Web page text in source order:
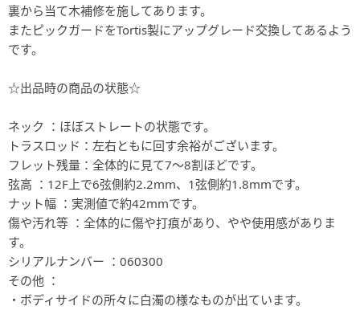
裏から当て木補修を施してあります。
またピックガードをTortis製にアップグレード交換してあるよう
です。
☆出品時の商品の状態☆
ネック ：ほぼストレートの状態です。
トラスロッド：左右ともに回す余裕がございます。
フレット残量：全体的に見て7〜8割ほどです。
弦高 ：12F上で6弦側約2.2mm、1弦側約1.8mmです。
ナット幅 ：実測値で約42mmです。
傷や汚れ等 ：全体的に傷や打痕があり、やや使用感がありま
す。
シリアルナンバー ：060300
その他 ：
・ボディサイドの所々に白濁の様なものが出ています。